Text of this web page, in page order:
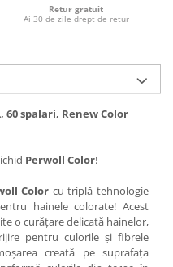
Retur gratuit
Ai 30 de zile drept de retur
spalari, Renew Color
Perwoll Color!
Color cu triplă tehnologie
hainele colorate! Acest
o curățare delicată hainelor,
pentru culorile și fibrele
creată pe suprafața